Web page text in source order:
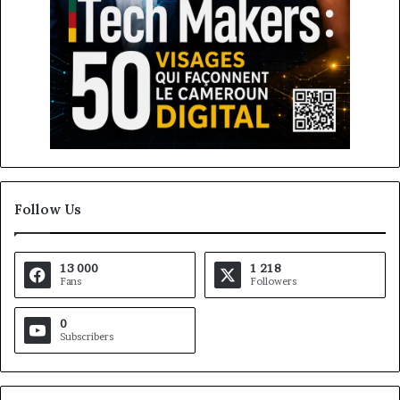
Follow Us
13 000
Fans
1 218
Followers
0
Subscribers